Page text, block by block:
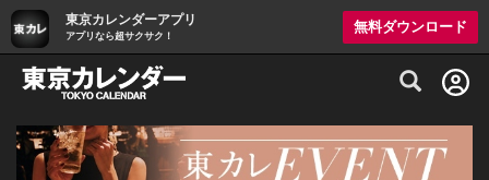
東京カレンダーアプリ
アプリなら超サクサク！
無料ダウンロード
グルメ情報・プレミアムレストラン予約